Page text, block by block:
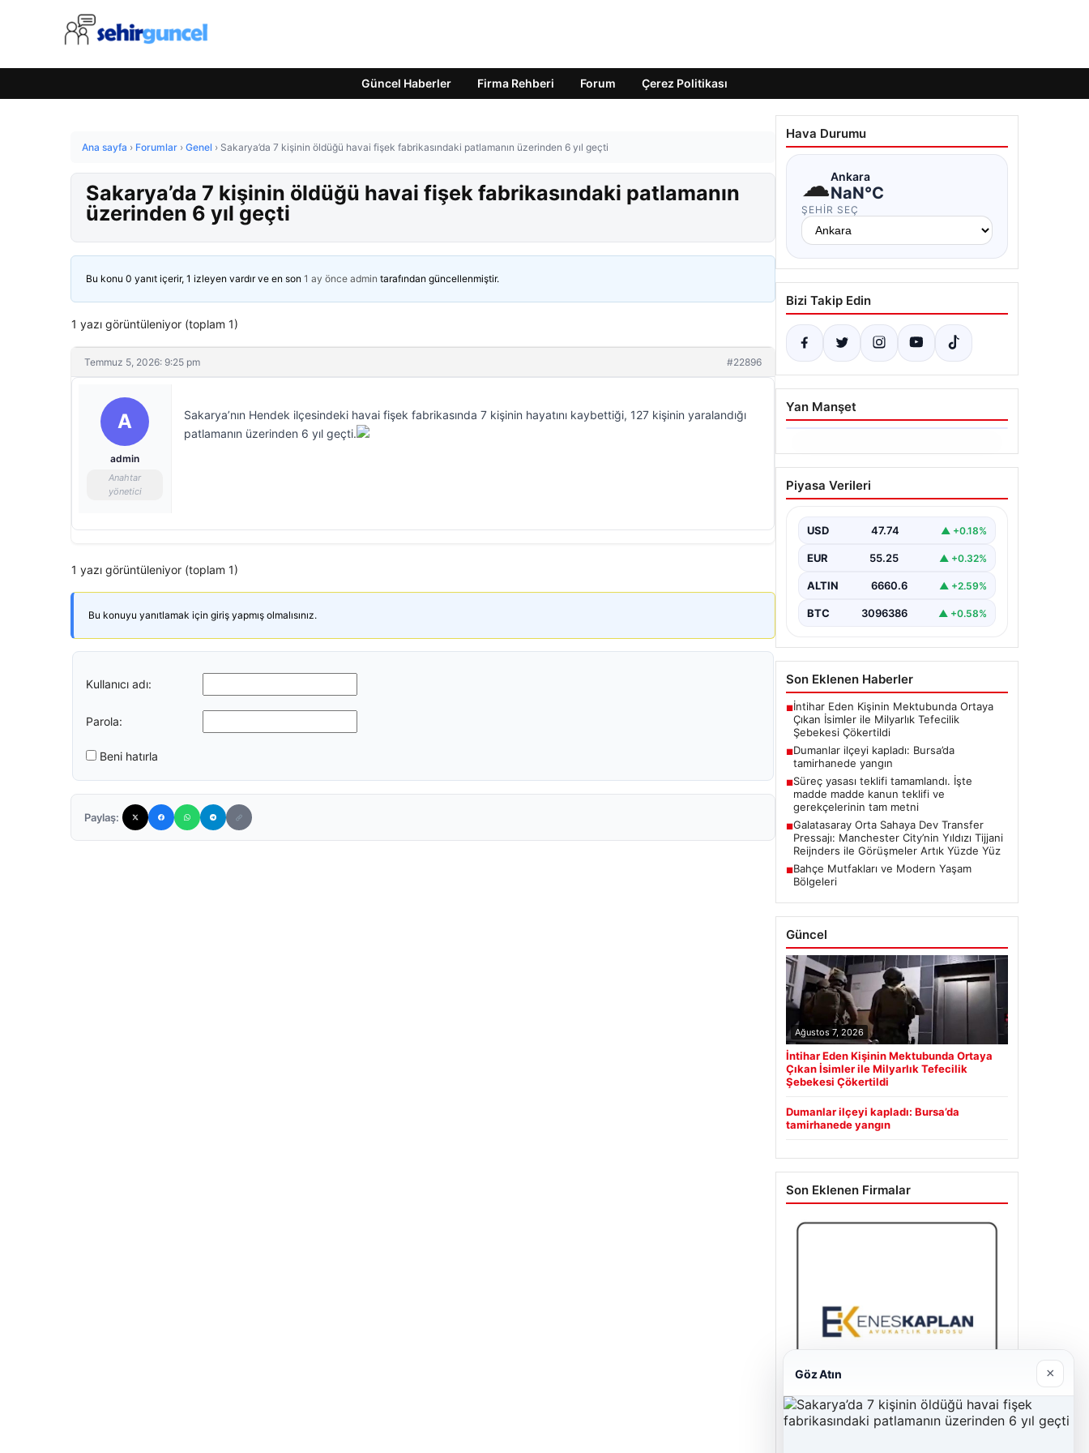
Güncel Haberler Firma Rehberi Forum Çerez Politikası
Ana sayfa › Forumlar › Genel › Sakarya’da 7 kişinin öldüğü havai fişek fabrikasındaki patlamanın üzerinden 6 yıl geçti
Sakarya’da 7 kişinin öldüğü havai fişek fabrikasındaki patlamanın
üzerinden 6 yıl geçti
Bu konu 0 yanıt içerir, 1 izleyen vardır ve en son 1 ay önce admin tarafından güncellenmiştir.
1 yazı görüntüleniyor (toplam 1)
Temmuz 5, 2026: 9:25 pm #22896
A
admin
Anahtar
yönetici
Sakarya’nın Hendek ilçesindeki havai fişek fabrikasında 7 kişinin hayatını kaybettiği, 127 kişinin yaralandığı
patlamanın üzerinden 6 yıl geçti.
1 yazı görüntüleniyor (toplam 1)
Bu konuyu yanıtlamak için giriş yapmış olmalısınız.
Kullanıcı adı:
Parola:
Beni hatırla
Paylaş:
Hava Durumu
☁Ankara
NaN°C
ŞEHIR SEÇ
Bizi Takip Edin
Yan Manşet
06.08.2026
Dumanlar ilçeyi kapladı:
Bursa’da tamirhanede
Piyasa Verileri
USD 47.74 ▲ +0.18%
EUR 55.25 ▲ +0.32%
ALTIN 6660.6 ▲ +2.59%
BTC 3096386 ▲ +0.58%
Son Eklenen Haberler
■İntihar Eden Kişinin Mektubunda Ortaya
Çıkan İsimler ile Milyarlık Tefecilik
Şebekesi Çökertildi
■Dumanlar ilçeyi kapladı: Bursa’da
tamirhanede yangın
■Süreç yasası teklifi tamamlandı. İşte
madde madde kanun teklifi ve
gerekçelerinin tam metni
■Galatasaray Orta Sahaya Dev Transfer
Pressajı: Manchester City’nin Yıldızı Tijjani
Reijnders ile Görüşmeler Artık Yüzde Yüz
■Bahçe Mutfakları ve Modern Yaşam
Bölgeleri
Güncel
Ağustos 7, 2026
İntihar Eden Kişinin Mektubunda Ortaya
Çıkan İsimler ile Milyarlık Tefecilik
Şebekesi Çökertildi
Dumanlar ilçeyi kapladı: Bursa’da
tamirhanede yangın
Son Eklenen Firmalar
Göz Atın ×